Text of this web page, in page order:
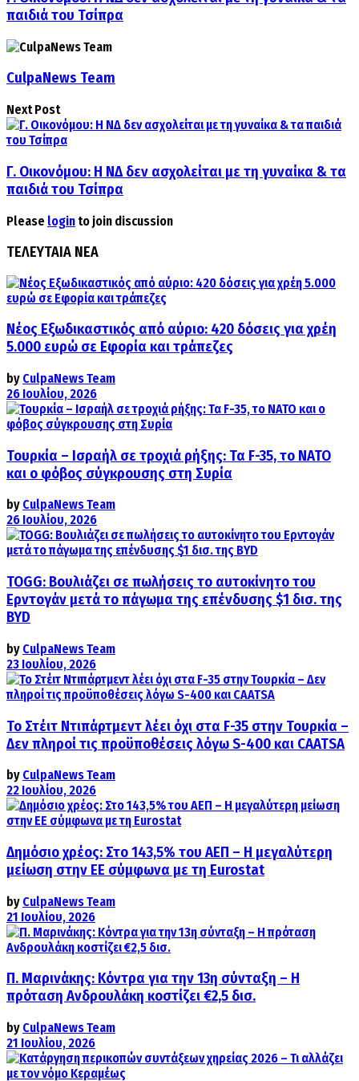
παιδιά του Τσίπρα
CulpaNews Team
Next Post
Γ. Οικονόμου: Η ΝΔ δεν ασχολείται με τη γυναίκα & τα
παιδιά του Τσίπρα
Please login to join discussion
ΤΕΛΕΥΤΑΙΑ ΝΕΑ
Νέος Εξωδικαστικός από αύριο: 420 δόσεις για χρέη
5.000 ευρώ σε Εφορία και τράπεζες
by CulpaNews Team
26 Ιουλίου, 2026
Τουρκία – Ισραήλ σε τροχιά ρήξης: Τα F-35, το ΝΑΤΟ
και ο φόβος σύγκρουσης στη Συρία
by CulpaNews Team
26 Ιουλίου, 2026
TOGG: Βουλιάζει σε πωλήσεις το αυτοκίνητο του
Ερντογάν μετά το πάγωμα της επένδυσης $1 δισ. της
BYD
by CulpaNews Team
23 Ιουλίου, 2026
Το Στέιτ Ντιπάρτμεντ λέει όχι στα F-35 στην Τουρκία –
Δεν πληροί τις προϋποθέσεις λόγω S-400 και CAATSA
by CulpaNews Team
22 Ιουλίου, 2026
Δημόσιο χρέος: Στο 143,5% του ΑΕΠ – Η μεγαλύτερη
μείωση στην ΕΕ σύμφωνα με τη Eurostat
by CulpaNews Team
21 Ιουλίου, 2026
Π. Μαρινάκης: Κόντρα για την 13η σύνταξη – Η
πρόταση Ανδρουλάκη κοστίζει €2,5 δισ.
by CulpaNews Team
21 Ιουλίου, 2026